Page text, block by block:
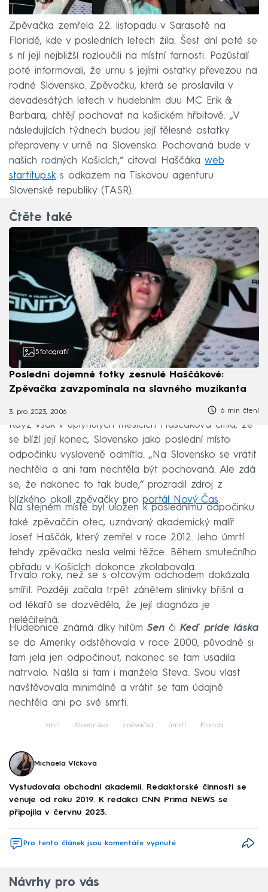
Zpěvačka zemřela 22. listopadu v Sarasotě na
Floridě, kde v posledních letech žila. Šest dní poté se
s ní její nejbližší rozloučili na místní farnosti. Pozůstalí
poté informovali, že urnu s jejími ostatky převezou na
rodné Slovensko. Zpěvačku, která se proslavila v
devadesátých letech v hudebním duu MC Erik &
Barbara, chtějí pochovat na košickém hřbitově. „V
následujících týdnech budou její tělesné ostatky
přepraveny v urně na Slovensko. Pochovaná bude v
našich rodných Košicích,“ citoval Haščáka web
startitup.sks odkazem na Tiskovou agenturu
Slovenské republiky (TASR).
Čtěte také
5 fotografií
Poslední dojemné fotky zesnulé Haščákové:
Zpěvačka zavzpomínala na slavného muzikanta
3. pro 2023, 20:06 6 min čtení
Když však v uplynulých měsících Haščáková cítila, že
se blíží její konec, Slovensko jako poslední místo
odpočinku vysloveně odmítla. „Na Slovensko se vrátit
nechtěla a ani tam nechtěla být pochovaná. Ale zdá
se, že nakonec to tak bude,“ prozradil zdroj z
blízkého okolí zpěvačky pro portál Nový Čas.
Na stejném místě byl uložen k poslednímu odpočinku
také zpěvaččin otec, uznávaný akademický malíř
Josef Haščák, který zemřel v roce 2012. Jeho úmrtí
tehdy zpěvačka nesla velmi těžce. Během smutečního
obřadu v Košicích dokonce zkolabovala.
Trvalo roky, než se s otcovým odchodem dokázala
smířit. Později začala trpět zánětem slinivky břišní a
od lékařů se dozvěděla, že její diagnóza je
neléčitelná.
Hudebnice známá díky hitům Sen či Keď príde láska
se do Ameriky odstěhovala v roce 2000, původně si
tam jela jen odpočinout, nakonec se tam usadila
natrvalo. Našla si tam i manžela Steva. Svou vlast
navštěvovala minimálně a vrátit se tam údajně
nechtěla ani po své smrti.
smrt Slovensko zpěvačka úmrtí Florida
Michaela Vlčková
Vystudovala obchodní akademii. Redaktorské činnosti se
věnuje od roku 2019. K redakci CNN Prima NEWS se
připojila v červnu 2023.
Pro tento článek jsou komentáře vypnuté
Návrhy pro vás